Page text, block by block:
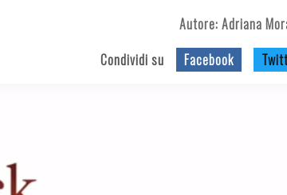
Autore: Adriana
Condividi su
Facebook